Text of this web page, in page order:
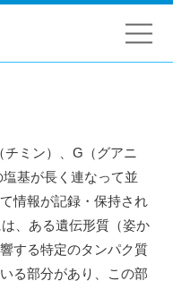
ミン）、G（グアニ
基が長く連なって並
情報が記録・保持され
、ある遺伝形質（姿か
する特定のタンパク質
る部分があり、この部